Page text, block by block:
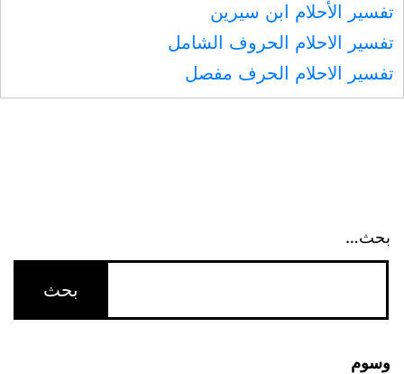
تفسير الأحلام ابن سيرين
تفسير الاحلام الحروف الشامل
تفسير الاحلام الحرف مفصل
بحث…
وسوم